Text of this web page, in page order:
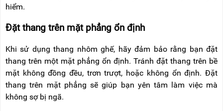
hiểm.
Đặt thang trên mặt phẳng ổn định
Khi sử dụng thang nhôm ghế, hãy đảm bảo rằng bạn đặt
thang trên một mặt phẳng ổn định. Tránh đặt thang trên bề
mặt không đồng đều, trơn trượt, hoặc không ổn định. Đặt
thang trên mặt phẳng sẽ giúp bạn yên tâm làm việc mà
không sợ bị ngã.